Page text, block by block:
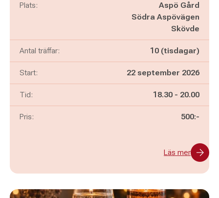
Plats:
Aspö Gård
Södra Aspövägen
Skövde
Antal träffar: 10 (tisdagar)
Start: 22 september 2026
Tid: Pågår mellan
18.30 - och
20.00
Pris: 500:-
Läs mer